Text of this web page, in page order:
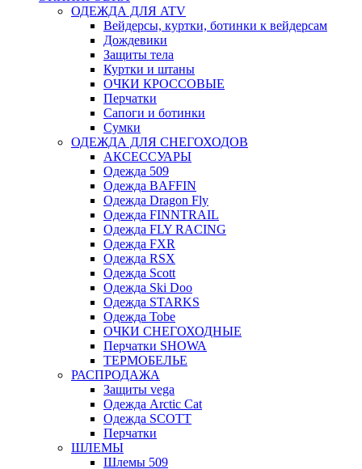
ОДЕЖДА ДЛЯ ATV
Вейдерсы, куртки, ботинки к вейдерсам
Дождевики
Защиты тела
Куртки и штаны
ОЧКИ КРОССОВЫЕ
Перчатки
Сапоги и ботинки
Сумки
ОДЕЖДА ДЛЯ СНЕГОХОДОВ
АКСЕССУАРЫ
Одежда 509
Одежда BAFFIN
Одежда Dragon Fly
Одежда FINNTRAIL
Одежда FLY RACING
Одежда FXR
Одежда RSX
Одежда Scott
Одежда Ski Doo
Одежда STARKS
Одежда Tobe
ОЧКИ СНЕГОХОДНЫЕ
Перчатки SHOWA
ТЕРМОБЕЛЬЕ
РАСПРОДАЖА
Защиты vega
Одежда Arctic Cat
Одежда SCOTT
Перчатки
ШЛЕМЫ
Шлемы 509